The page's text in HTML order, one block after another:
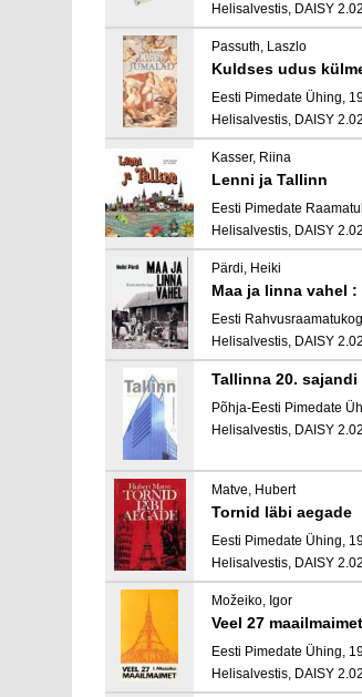
Helisalvestis, DAISY 2.02
Passuth, Laszlo
Kuldses udus
Eesti Pimedate Ühing,
Helisalvestis, DAISY 2.02
Kasser, Riina
Lenni ja Tallinn
Eesti Pimedate
Helisalvestis, DAISY 2.02
Pärdi, Heiki
Maa ja linna vahel
Eesti
Helisalvestis, DAISY 2.02
Tallinna 20.
Põhja-Eesti Pimedate
Helisalvestis, DAISY 2.02
Matve, Hubert
Tornid läbi aegade
Eesti Pimedate Ühing,
Helisalvestis, DAISY 2.02
Možeiko, Igor
Veel 27 maailmaimet
Eesti Pimedate Ühing,
Helisalvestis, DAISY 2.02